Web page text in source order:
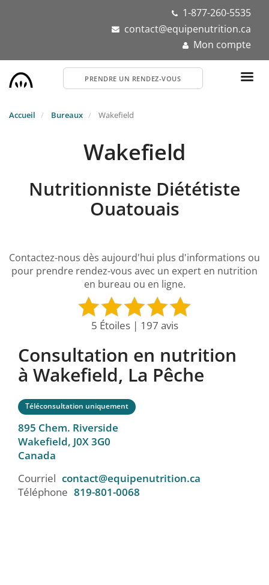
1-877-260-5535
contact@equipenutrition.ca
Mon compte
PRENDRE UN RENDEZ-VOUS
Accueil Bureaux Wakefield
Wakefield
Nutritionniste Diététiste
Ouatouais
Contactez-nous dès aujourd'hui plus d'informations ou
pour prendre rendez-vous avec un expert en nutrition
en bureau ou en ligne.
5 Étoiles | 197 avis
Consultation en nutrition
à Wakefield, La Pêche
Téléconsultation uniquement
895 Chem. Riverside
Wakefield, J0X 3G0
Canada
Courriel contact@equipenutrition.ca
Téléphone 819-801-0068